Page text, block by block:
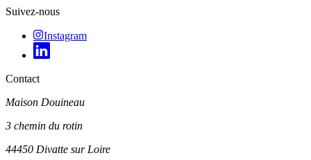
Suivez-nous
Instagram
Contact
Maison Douineau
3 chemin du rotin
44450 Divatte sur Loire